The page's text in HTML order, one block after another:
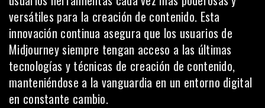
versátiles para la creación de contenido. Esta
innovación continua asegura que los usuarios de
Midjourney siempre tengan acceso a las últimas
tecnologías y técnicas de creación de contenido,
manteniéndose a la vanguardia en un entorno digital
en constante cambio.